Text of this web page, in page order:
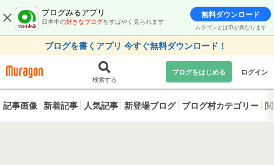
ブログみるアプリ
日本中の好きなブログをすばやく見られます
無料ダウンロード
ムラゴンとはIDが異なります
ブログを書くアプリ 今すぐ無料ダウンロード！
検索する
ブログをはじめる ログイン
記事画像 新着記事 人気記事 新登場ブログ ブログ村カテゴリー